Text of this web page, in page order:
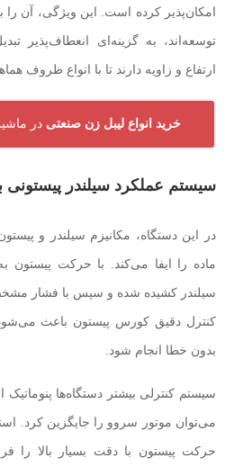
امکان‌پذیر کرده است. این ویژگی، آن
توسعه‌اند، به گزینه‌ای انعطاف‌پذیر
ارتفاع و زاویه دارند تا با انواع ظروف
خرید انواع لیبل زن صنعتی در
سیستم عملکرد سیلندر پیستونی
در این دستگاه، مکانیزم سیلندر و
ماده را ایفا می‌کند. با حرکت پیستون
سیلندر کشیده شده و سپس با فشار
کنترل دقیق کورس پیستون باعث
بدون خطا انجام شود.
سیستم کنترلی بیشتر دستگاه‌ها
می‌توان موتور سروو را جایگزین کرد.
حرکت پیستون با دقت بسیار بالا را